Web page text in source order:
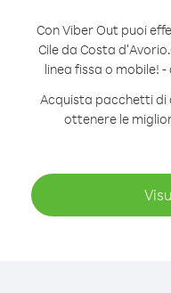
Con Viber Out puoi
Cile da Costa d′Avorio.
linea fissa o mobile!
Acquista pacchetti di
ottenere le